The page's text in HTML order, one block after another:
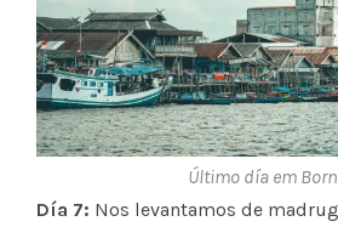
Último día em
Día 7: Nos levantamos de